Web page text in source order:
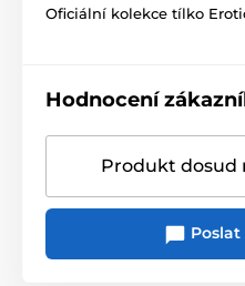
Oficiální kolekce tílko
Hodnocení
Produkt dosud